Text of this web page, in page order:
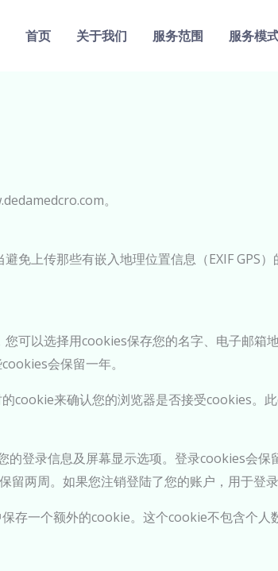
首页 关于我们 服务范围 服务模
。
免上传那些有嵌入地理位置信息（EXIF GPS
可以选择用cookies保存您的名字、电子邮箱
会保留一年。
cookie来确认您的浏览器是否接受cookies。
的登录信息及屏幕显示选项。登录cookies会
留两周。如果您注销登陆了您的账户，用于登
存一个额外的cookie。这个cookie不包含个